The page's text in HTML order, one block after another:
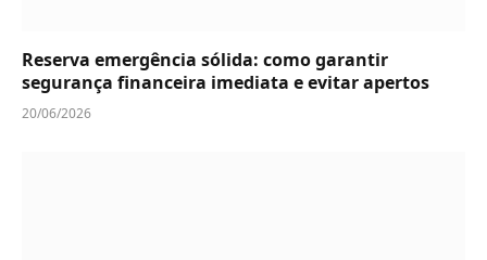
Reserva emergência sólida: como garantir
segurança financeira imediata e evitar apertos
20/06/2026